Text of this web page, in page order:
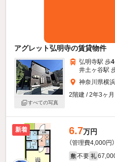
アグレット弘明寺の賃貸物件
すべての写真
弘明寺駅 歩4
井土ヶ谷駅
神奈川県横
2階建 / 2年3ヶ
新着 6.7万円
（管理費4,000円）
敷 不要 礼